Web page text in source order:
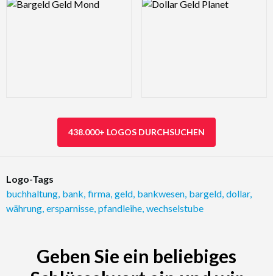
Logo Preview Image Logo Preview Image
438.000+ LOGOS DURCHSUCHEN
Logo-Tags
buchhaltung bank firma geld bankwesen bargeld dollar,
währung ersparnisse pfandleihe wechselstube
Geben Sie ein beliebiges